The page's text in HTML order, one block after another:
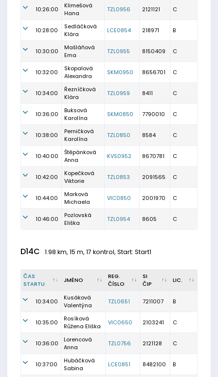
10:26:00
Klimešová
Hana
TZL0956 2121121 C
10:28:00
Sedláčková
Klára
LCE0854 218971 B
10:30:00
Mašláňová
Ema
TZL0955 8150409 C
10:32:00
Skopalová
Alexandra
SKM0950 8656701 C
10:34:00
Řezníčková
Klára
TZL0959 8411 C
10:36:00
Buksová
Karolína
SKM0850 7790010 C
10:38:00
Perničková
Karolína
TZL0850 8584 C
10:40:00
Štěpánková
Anna
KVS0952 8670781 C
10:42:00
Kopečková
Viktorie
TZL0853 2091565 C
10:44:00
Marková
Michaela
VIC0850 2001970 C
10:46:00
Pozlovská
Eliška
TZL0954 8605 C
D14C 1.98 km, 15 m, 17 kontrol, Start: Start1
ČAS
STARTU
JMÉNO
REG.
ČÍSLO
SI
ČIP
LIC.
10:34:00
Kusáková
Valentýna
TZL0651 7211007 B
10:35:00
Rosíková
Růžena Eliška
VIC0650 2103241 C
10:36:00
Lorencová
Anna
TZL0756 2121128 C
10:37:00
Hubáčková
Sabina
LCE0851 8482100 B